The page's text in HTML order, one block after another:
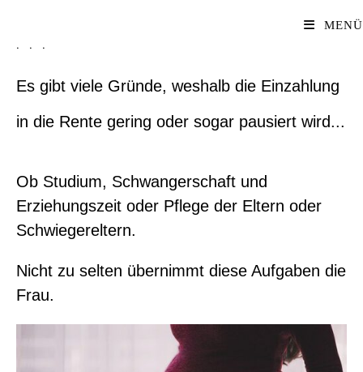
MENÜ
...
Es gibt viele Gründe, weshalb die Einzahlung
in die Rente gering oder sogar pausiert wird...
Ob Studium, Schwangerschaft und
Erziehungszeit oder Pflege der Eltern oder
Schwiegereltern.
Nicht zu selten übernimmt diese Aufgaben die
Frau.